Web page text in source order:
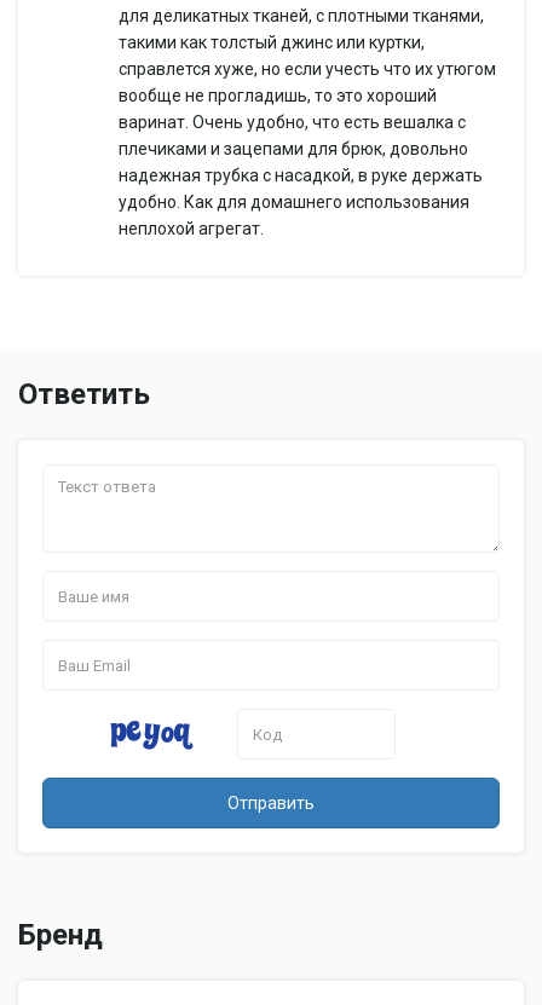
для деликатных тканей, с плотными тканями,
такими как толстый джинс или куртки,
справлется хуже, но если учесть что их утюгом
вообще не прогладишь, то это хороший
варинат. Очень удобно, что есть вешалка с
плечиками и зацепами для брюк, довольно
надежная трубка с насадкой, в руке держать
удобно. Как для домашнего использования
неплохой агрегат.
Ответить
Отправить
Бренд